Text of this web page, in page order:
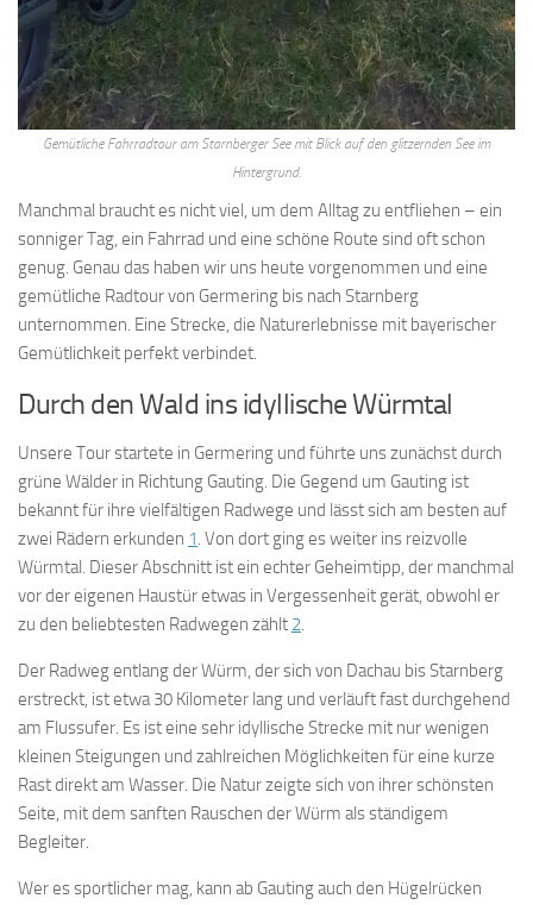
Gemütliche Fahrradtour am Starnberger See mit Blick auf den glitzernden See im
Hintergrund.
Manchmal braucht es nicht viel, um dem Alltag zu entfliehen – ein
sonniger Tag, ein Fahrrad und eine schöne Route sind oft schon
genug. Genau das haben wir uns heute vorgenommen und eine
gemütliche Radtour von Germering bis nach Starnberg
unternommen. Eine Strecke, die Naturerlebnisse mit bayerischer
Gemütlichkeit perfekt verbindet.
Durch den Wald ins idyllische Würmtal
Unsere Tour startete in Germering und führte uns zunächst durch
grüne Wälder in Richtung Gauting. Die Gegend um Gauting ist
bekannt für ihre vielfältigen Radwege und lässt sich am besten auf
zwei Rädern erkunden 1. Von dort ging es weiter ins reizvolle
Würmtal. Dieser Abschnitt ist ein echter Geheimtipp, der manchmal
vor der eigenen Haustür etwas in Vergessenheit gerät, obwohl er
zu den beliebtesten Radwegen zählt 2.
Der Radweg entlang der Würm, der sich von Dachau bis Starnberg
erstreckt, ist etwa 30 Kilometer lang und verläuft fast durchgehend
am Flussufer. Es ist eine sehr idyllische Strecke mit nur wenigen
kleinen Steigungen und zahlreichen Möglichkeiten für eine kurze
Rast direkt am Wasser. Die Natur zeigte sich von ihrer schönsten
Seite, mit dem sanften Rauschen der Würm als ständigem
Begleiter.
Wer es sportlicher mag, kann ab Gauting auch den Hügelrücken